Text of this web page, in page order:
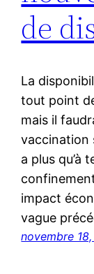
de
La
tout point
mais il
vaccination
a plus qu’à
impact
vague
novembre